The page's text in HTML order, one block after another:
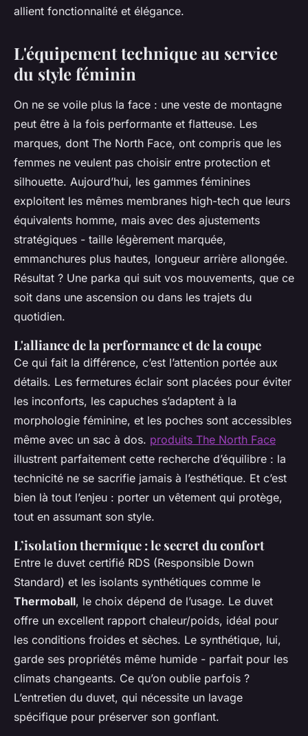
allient fonctionnalité et élégance.
L'équipement technique au service
du style féminin
On ne se voile plus la face : une veste de montagne
peut être à la fois performante et flatteuse. Les
marques, dont The North Face, ont compris que les
femmes ne veulent pas choisir entre protection et
silhouette. Aujourd’hui, les gammes féminines
exploitent les mêmes membranes high-tech que leurs
équivalents homme, mais avec des ajustements
stratégiques - taille légèrement marquée,
emmanchures plus hautes, longueur arrière allongée.
Résultat ? Une parka qui suit vos mouvements, que ce
soit dans une ascension ou dans les trajets du
quotidien.
L'alliance de la performance et de la coupe
Ce qui fait la différence, c’est l’attention portée aux
détails. Les fermetures éclair sont placées pour éviter
les inconforts, les capuches s’adaptent à la
morphologie féminine, et les poches sont accessibles
même avec un sac à dos. produits The North Face
illustrent parfaitement cette recherche d’équilibre : la
technicité ne se sacrifie jamais à l’esthétique. Et c’est
bien là tout l’enjeu : porter un vêtement qui protège,
tout en assumant son style.
L’isolation thermique : le secret du confort
Entre le duvet certifié RDS (Responsible Down
Standard) et les isolants synthétiques comme le
Thermoball, le choix dépend de l’usage. Le duvet
offre un excellent rapport chaleur/poids, idéal pour
les conditions froides et sèches. Le synthétique, lui,
garde ses propriétés même humide - parfait pour les
climats changeants. Ce qu’on oublie parfois ?
L’entretien du duvet, qui nécessite un lavage
spécifique pour préserver son gonflant.